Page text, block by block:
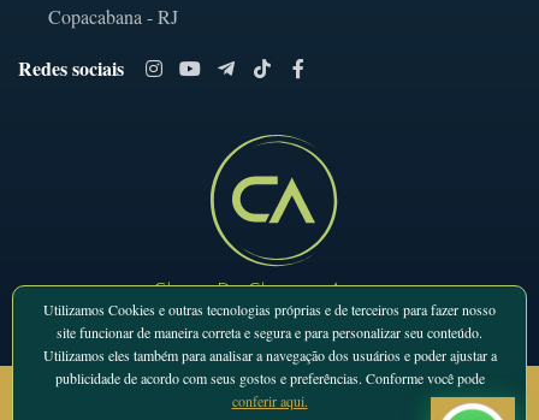
Copacabana - RJ
Redes sociais
© 2026 - Todos os direitos reservados
Utilizamos Cookies e outras tecnologias próprias e de terceiros para fazer nosso
site funcionar de maneira correta e segura e para personalizar seu conteúdo.
Utilizamos eles também para analisar a navegação dos usuários e poder ajustar a
publicidade de acordo com seus gostos e preferências. Conforme você pode
conferir aqui.